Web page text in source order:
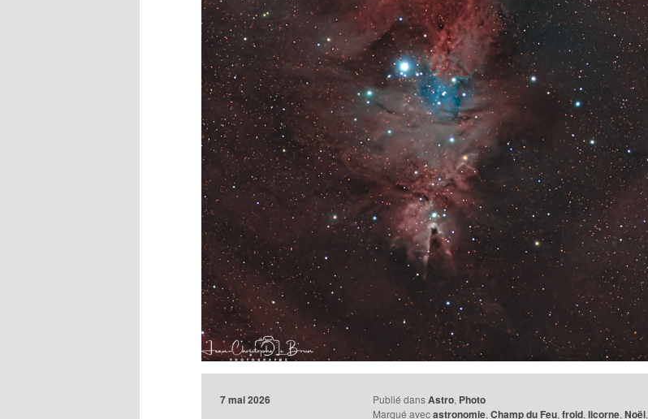
7 mai 2026 Publié dans Astro, Photo
Marqué avec astronomie,Champ du Feu,froid,licorne,Noël,